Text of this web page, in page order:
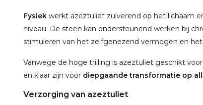
Fysiek werkt azeztuliet zuiverend op het lichaam
niveau. De steen kan ondersteunend werken bij
stimuleren van het zelfgenezend vermogen en
Vanwege de hoge trilling is azeztuliet geschikt
en klaar zijn voor diepgaande transformatie op
Verzorging van azeztuliet